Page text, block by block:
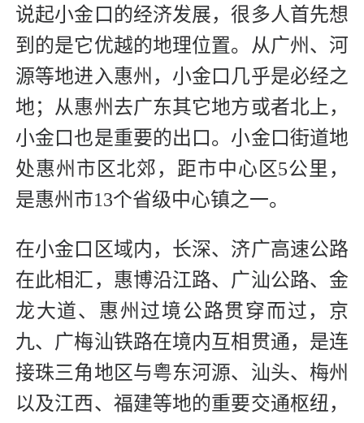
说起小金口的经济发展，很多人首先想
到的是它优越的地理位置。从广州、河
源等地进入惠州，小金口几乎是必经之
地；从惠州去广东其它地方或者北上，
小金口也是重要的出口。小金口街道地
处惠州市区北郊，距市中心区5公里，
是惠州市13个省级中心镇之一。
在小金口区域内，长深、济广高速公路
在此相汇，惠博沿江路、广汕公路、金
龙大道、惠州过境公路贯穿而过，京
九、广梅汕铁路在境内互相贯通，是连
接珠三角地区与粤东河源、汕头、梅州
以及江西、福建等地的重要交通枢纽，